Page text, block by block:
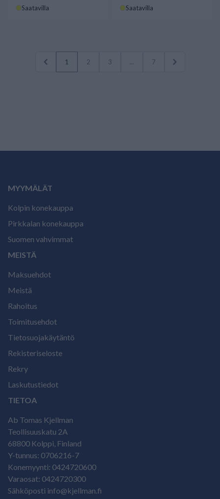
Saatavilla
Saatavilla
1 2 3 ... 7
MYYMÄLÄT
Kolpin konekauppa
Pirkkalan konekauppa
Suomen vahvimmat
MEISTÄ
Maksuehdot
Meistä
Rahoitus
Toimitusehdot
Tietosuojakäytäntö
Rekisteriseloste
Rekry
Laskutustiedot
TIETOA
Ab Tomas Kjellman
Teollisuuskatu 2A
68800 Kolppi, Finland
Y-tunnus: 0706216-7
Konemyynti: 0424720600
Varaosat: 0424720300
Sähköposti info@kjellman.fi